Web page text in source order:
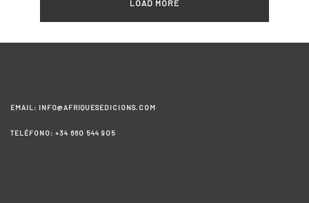
LOAD MORE
EMAIL: INFO@AFRIQUESEDICIONS.COM
TELÉFONO: +34 660 544 905